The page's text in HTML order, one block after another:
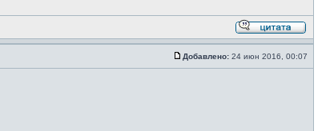
Добавлено: 24 июн 2016, 00:07